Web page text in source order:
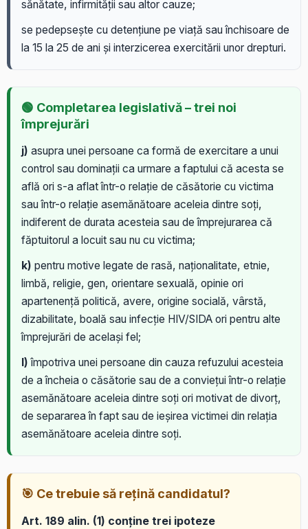
sănătate, infirmității sau altor cauze;
se pedepsește cu detențiune pe viață sau închisoare de
la 15 la 25 de ani și interzicerea exercitării unor drepturi.
🟢 Completarea legislativă – trei noi
împrejurări
j) asupra unei persoane ca formă de exercitare a unui
control sau dominații ca urmare a faptului că acesta se
află ori s-a aflat într-o relație de căsătorie cu victima
sau într-o relație asemănătoare aceleia dintre soți,
indiferent de durata acesteia sau de împrejurarea că
făptuitorul a locuit sau nu cu victima;
k) pentru motive legate de rasă, naționalitate, etnie,
limbă, religie, gen, orientare sexuală, opinie ori
apartenență politică, avere, origine socială, vârstă,
dizabilitate, boală sau infecție HIV/SIDA ori pentru alte
împrejurări de același fel;
l) împotriva unei persoane din cauza refuzului acesteia
de a încheia o căsătorie sau de a conviețui într-o relație
asemănătoare aceleia dintre soți ori motivat de divorț,
de separarea în fapt sau de ieșirea victimei din relația
asemănătoare aceleia dintre soți.
🎯 Ce trebuie să rețină candidatul?
Art. 189 alin. (1) conține trei ipoteze